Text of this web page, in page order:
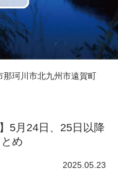
那珂川市北九州市遠賀町
5月24日、25日以降
め
2025.05.23